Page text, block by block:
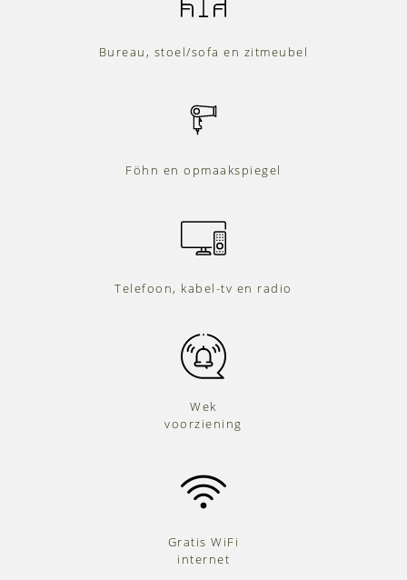
Bureau, stoel/sofa en zitmeubel
Föhn en opmaakspiegel
Telefoon, kabel-tv en radio
Wek
voorziening
Gratis WiFi
internet